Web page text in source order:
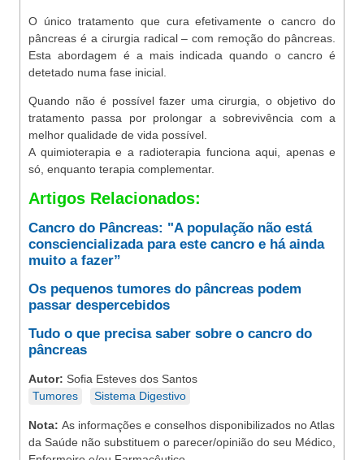
O único tratamento que cura efetivamente o cancro do
pâncreas é a cirurgia radical – com remoção do pâncreas.
Esta abordagem é a mais indicada quando o cancro é
detetado numa fase inicial.
Quando não é possível fazer uma cirurgia, o objetivo do
tratamento passa por prolongar a sobrevivência com a
melhor qualidade de vida possível.
A quimioterapia e a radioterapia funciona aqui, apenas e
só, enquanto terapia complementar.
Artigos Relacionados:
Cancro do Pâncreas: "A população não está
consciencializada para este cancro e há ainda
muito a fazer”
Os pequenos tumores do pâncreas podem
passar despercebidos
Tudo o que precisa saber sobre o cancro do
pâncreas
Autor: Sofia Esteves dos Santos
Tumores
Sistema Digestivo
Nota: As informações e conselhos disponibilizados no Atlas
da Saúde não substituem o parecer/opinião do seu Médico,